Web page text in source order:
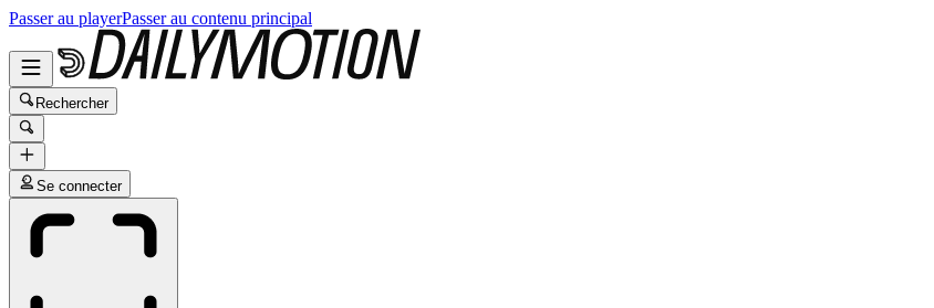
Passer au playerPasser au contenu principal
Rechercher
Se connecter